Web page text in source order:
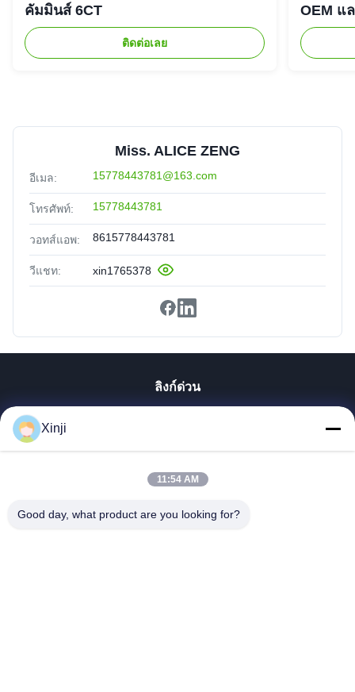
คัมมินส์ 6CT
ติดต่อเลย
OEM แ
Miss. ALICE ZENG
อีเมล: 15778443781@163.com
โทรศัพท์: 15778443781
วอทส์แอพ: 8615778443781
วีแชท: xin1765378
ลิงก์ด่วน
การควบคุมคุณภาพ
Xinji
11:54 AM
Good day, what product are you looking for?